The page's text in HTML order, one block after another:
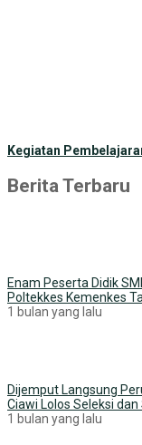
Kegiatan
Berita Terbaru
Enam Peserta Didik
Poltekkes Kemenkes
1 bulan yang lalu
Dijemput Langsung
Ciawi Lolos Seleksi
1 bulan yang lalu